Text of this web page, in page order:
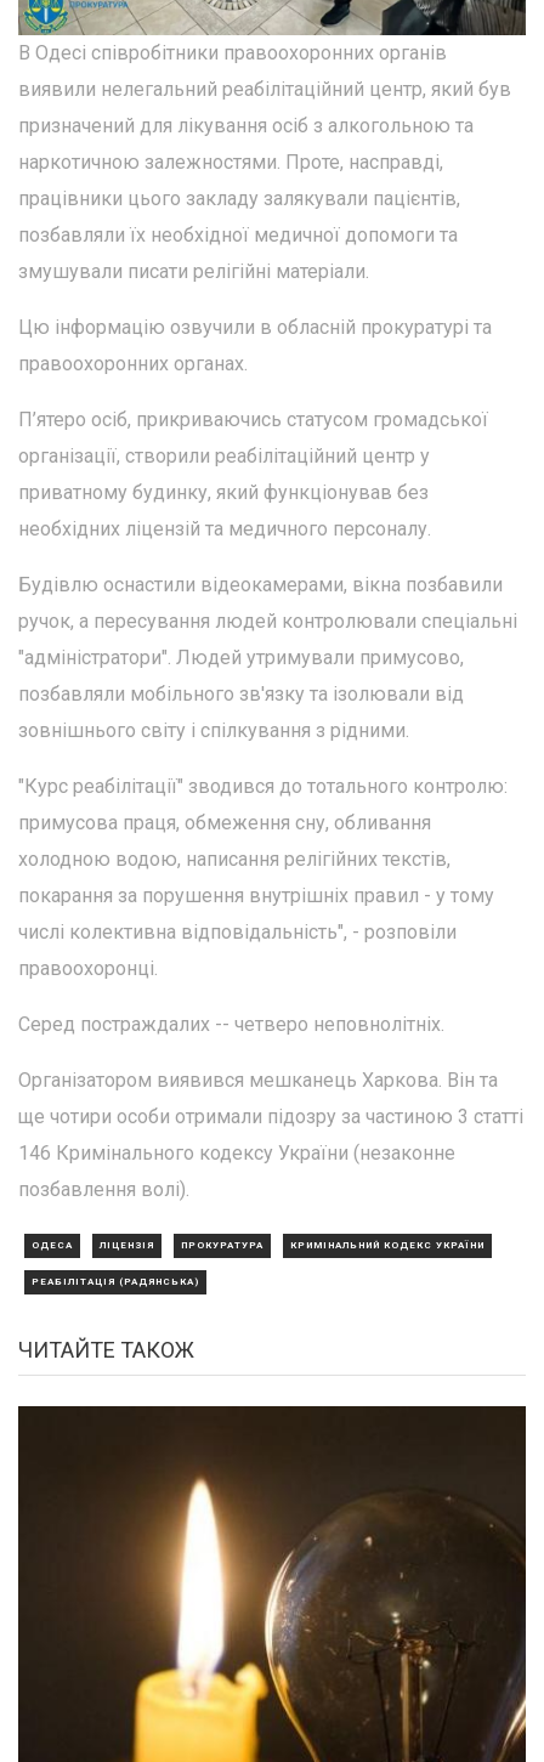
В Одесі співробітники правоохоронних органів
виявили нелегальний реабілітаційний центр, який був
призначений для лікування осіб з алкогольною та
наркотичною залежностями. Проте, насправді,
працівники цього закладу залякували пацієнтів,
позбавляли їх необхідної медичної допомоги та
змушували писати релігійні матеріали.
Цю інформацію озвучили в обласній прокуратурі та
правоохоронних органах.
П’ятеро осіб, прикриваючись статусом громадської
організації, створили реабілітаційний центр у
приватному будинку, який функціонував без
необхідних ліцензій та медичного персоналу.
Будівлю оснастили відеокамерами, вікна позбавили
ручок, а пересування людей контролювали спеціальні
"адміністратори". Людей утримували примусово,
позбавляли мобільного зв'язку та ізолювали від
зовнішнього світу і спілкування з рідними.
"Курс реабілітації" зводився до тотального контролю:
примусова праця, обмеження сну, обливання
холодною водою, написання релігійних текстів,
покарання за порушення внутрішніх правил - у тому
числі колективна відповідальність", - розповіли
правоохоронці.
Серед постраждалих -- четверо неповнолітніх.
Організатором виявився мешканець Харкова. Він та
ще чотири особи отримали підозру за частиною 3 статті
146 Кримінального кодексу України (незаконне
позбавлення волі).
ОДЕСА ЛІЦЕНЗІЯ ПРОКУРАТУРА КРИМІНАЛЬНИЙ КОДЕКС УКРАЇНИ
РЕАБІЛІТАЦІЯ (РАДЯНСЬКА)
ЧИТАЙТЕ ТАКОЖ